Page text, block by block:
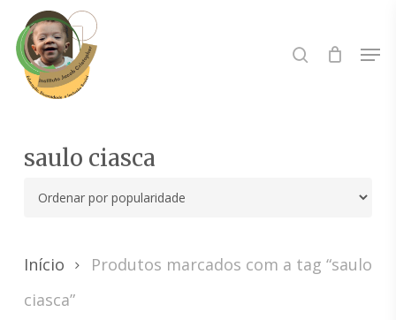
Skip
main
content
saulo ciasca
Início
Produtos marcados com a tag “saulo
ciasca”